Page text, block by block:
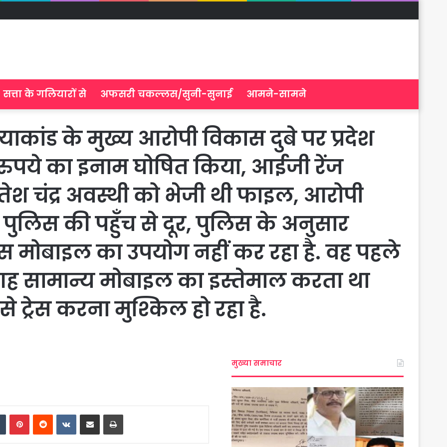
सत्ता के गलियारों से अफसरी चकल्लस/सुनी-सुनाई आमने-सामने
के मुख्य आरोपी विकास दुबे पर प्रदेश
का इनाम घोषित किया, आईजी रेंज
चंद्र अवस्थी को भेजी थी फाइल, आरोपी
की पहुँच से दूर, पुलिस के अनुसार
मोबाइल का उपयोग नहीं कर रहा है. वह पहले
सामान्य मोबाइल का इस्तेमाल करता था
ट्रेस करना मुश्किल हो रहा है.
TumblrPinterestReddit VKontakte
Share via Email Print
मुख्या समाचार